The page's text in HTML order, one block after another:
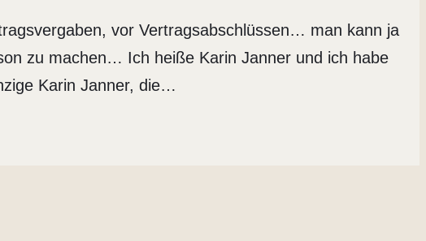
vor Vertragsabschlüssen… man kann ja
zu machen… Ich heiße Karin Janner und ich habe
Karin Janner, die…